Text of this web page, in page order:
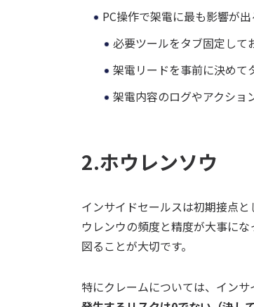
PC操作で架電に最も影響が出
必要ツールをタブ固定して
架電リードを事前に決めて
架電内容のログやアクショ
2.ホウレンソウ
インサイドセールスは初期接点
ウレンウの頻度と精度が大事に
図ることが大切です。
特にクレームについては、イン